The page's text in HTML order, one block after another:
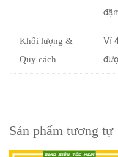
Khối lượng &
Quy cách
Vỉ
Sản phẩm tương tự